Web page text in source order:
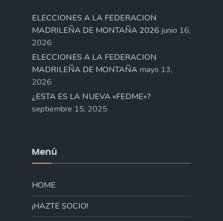
ELECCIONES A LA FEDERACION
MADRILEÑA DE MONTAÑA 2026 junio 16,
2026
ELECCIONES A LA FEDERACION
MADRILEÑA DE MONTAÑA mayo 13,
2026
¿ESTA ES LA NUEVA «FEDME»?
septiembre 15, 2025
Menú
HOME
¡HAZTE SOCIO!